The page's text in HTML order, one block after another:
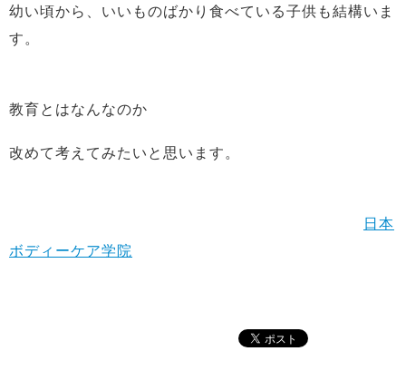
幼い頃から、いいものばかり食べている子供も結構いま
す。
教育とはなんなのか
改めて考えてみたいと思います。
日本
ボディーケア学院